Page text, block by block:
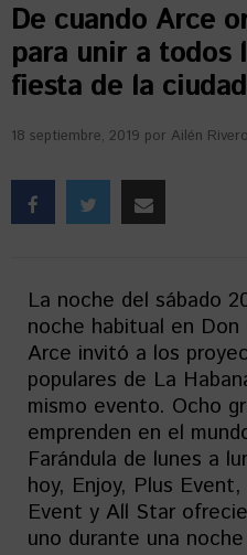
De cuando Arce
para unir a todos
fiesta de la ciudad
18 septiembre, 2019 por Ailén Rivero
La noche del sábado
noche habitual en
Arce invitó a los
populares de La
mismo evento. Ocho
emprenden en el
Farándula de lunes a
hoy, Enjoy, Plus
Event y All Star
uno durante una